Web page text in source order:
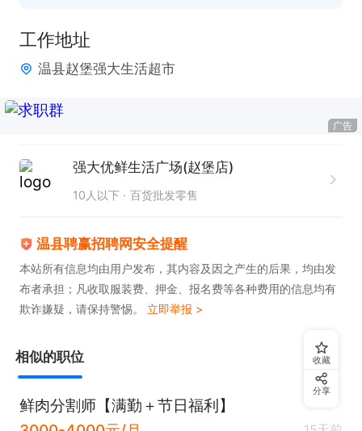
工作地址
温县赵堡强大生活超市
广告
强大优鲜生活广场(赵堡店)
10人以下 百货批发零售
温县聘赢招聘网安全提醒
本站所有信息均由用户发布，其内容及因之产生的后果，均由发
布者承担；凡收取服装费、押金、报名费等各种费用的信息均有
欺诈嫌疑，请保持警惕。 立即举报 >
相似的职位
鲜肉分割师【满勤＋节日福利】
收藏
分享